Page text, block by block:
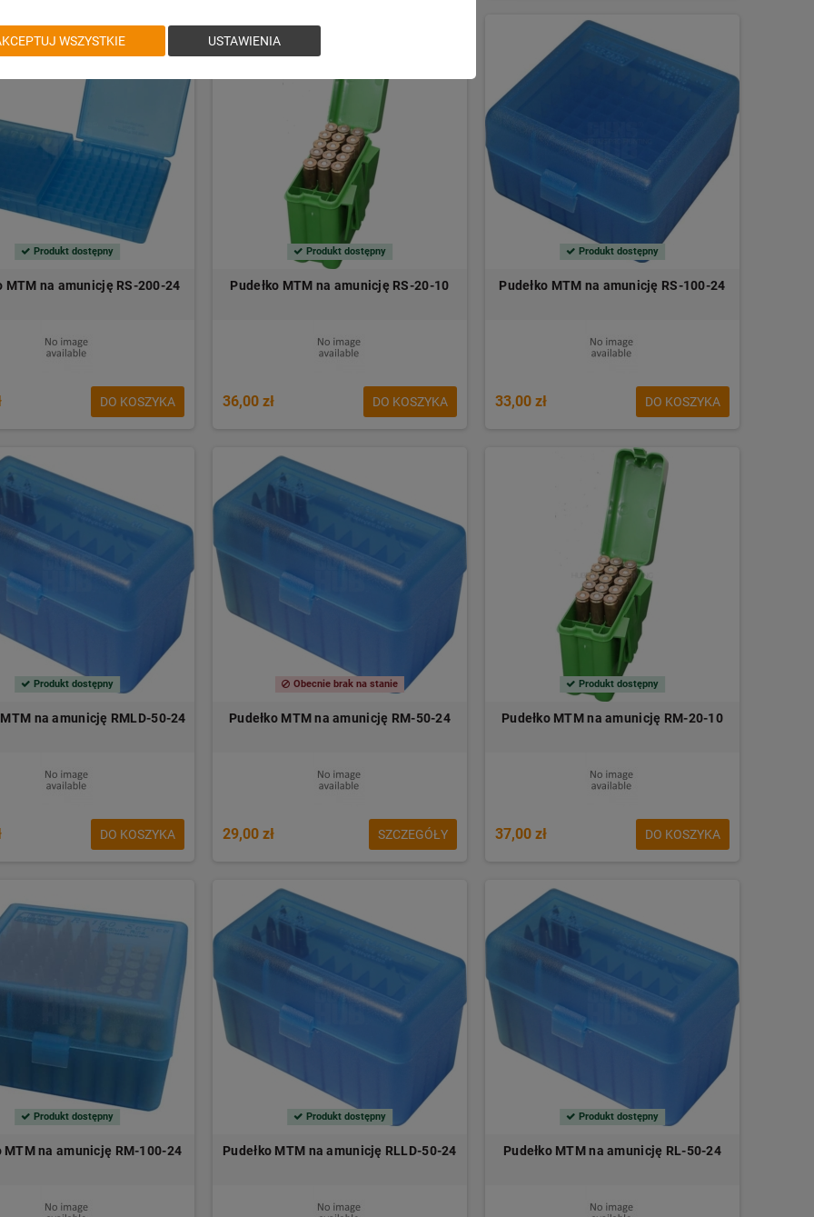
Produkt dostępny
MTM na amunicję RS-200-24
DO KOSZYKA
Produkt dostępny
Pudełko MTM na amunicję RS-20-10
36,00 zł DO KOSZYKA
Produkt dostępny
Pudełko MTM na amunicję RS-100-24
33,00 zł DO KOSZYKA
Produkt dostępny
MTM na amunicję RMLD-50-24
DO KOSZYKA
Obecnie brak na stanie
Pudełko MTM na amunicję RM-50-24
29,00 zł SZCZEGÓŁY
Produkt dostępny
Pudełko MTM na amunicję RM-20-10
37,00 zł DO KOSZYKA
Produkt dostępny
MTM na amunicję RM-100-24
Produkt dostępny
Pudełko MTM na amunicję RLLD-50-24
Produkt dostępny
Pudełko MTM na amunicję RL-50-24
WSZYSTKIE USTAWIENIA